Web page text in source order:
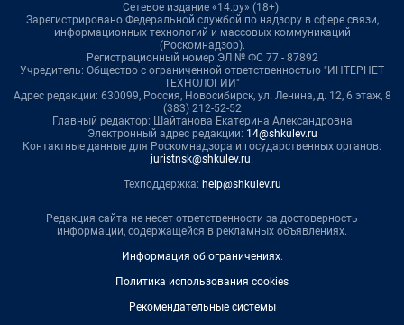
Сетевое издание «14.ру» (18+).
Зарегистрировано Федеральной службой по надзору в сфере связи,
информационных технологий и массовых коммуникаций
(Роскомнадзор).
Регистрационный номер ЭЛ № ФС 77 - 87892
Учредитель: Общество с ограниченной ответственностью "ИНТЕРНЕТ
ТЕХНОЛОГИИ"
Адрес редакции: 630099, Россия, Новосибирск, ул. Ленина, д. 12, 6 этаж, 8
(383) 212-52-52
Главный редактор: Шайтанова Екатерина Александровна
Электронный адрес редакции: 14@shkulev.ru
Контактные данные для Роскомнадзора и государственных органов:
juristnsk@shkulev.ru.
Техподдержка: help@shkulev.ru
Редакция сайта не несет ответственности за достоверность
информации, содержащейся в рекламных объявлениях.
Информация об ограничениях.
Политика использования cookies
Рекомендательные системы